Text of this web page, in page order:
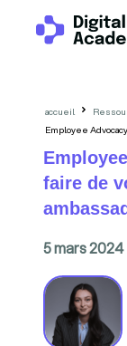
accueil
Employee
faire de
5 mars 2024